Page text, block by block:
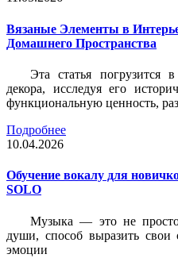
Вязаные Элементы в
Домашнего Пространства
Эта статья погрузится
декора, исследуя его
функциональную ценность,
Подробнее
10.04.2026
Обучение вокалу для
SOLO
Музыка — это не просто
души, способ выразить свои
эмоции